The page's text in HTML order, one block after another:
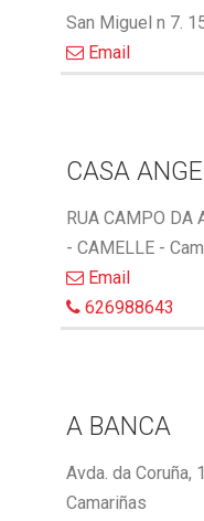
San Miguel n 7.
Email
CASA
RUA CAMPO DA
- CAMELLE -
Email
626988643
A BANCA
Avda. da Coruña,
Camariñas